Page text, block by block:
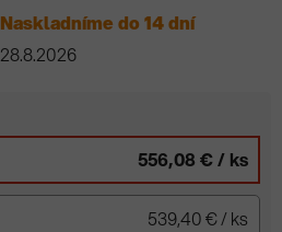
Naskladníme do 14 dní
28.8.2026
556,08 €/ ks
539,40 € / ks